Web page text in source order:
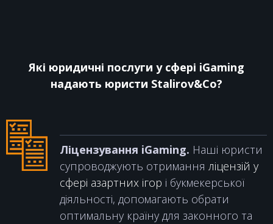
Які юридичні послуги у сфері iGaming
надають юристи Stalirov&Co?
Ліцензування iGaming. Наші юристи
супроводжують отримання ліцензій у
сфері азартних ігор і букмекерської
діяльності, допомагають обрати
оптимальну країну для законного та